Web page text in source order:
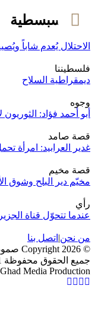
بلدة سبسطية
الاحتلال يُعدم شاباً
فلسطيننا
ديمقراطية السلاح
وجوه
أبو أحمد فؤاد: الثوريون
قصة صامد
غدير العرابيد: امرأة
قصة مخيم
مخيّم دير البلح وشوق
رأي
عندما تتحوّل قناة
من نحن| اتصل بنا
© 2026 Copyright صمود. Powered by
جميع الحقوق محفوظة 2021©
Media Production